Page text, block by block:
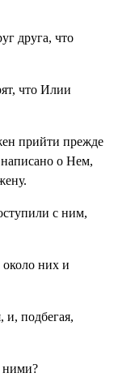
друга, что
что Илии
прийти прежде
о Нем,
с ним,
них и
и, подбегая,
ними?